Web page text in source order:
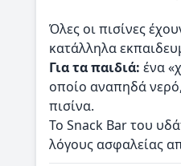
Όλες οι πισίνες
κατάλληλα
Για τα παιδιά: ένα
οποίο αναπηδά νερό,
πισίνα.
Το Snack Bar του
λόγους ασφαλείας